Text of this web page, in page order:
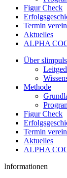
Figur Check
Termin
Aktuelles
ALPHA
Über slimpuls
Methode
Figur Check
Termin
Aktuelles
ALPHA
Informationen